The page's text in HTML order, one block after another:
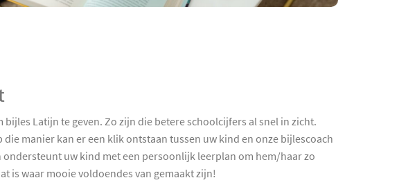
Latijn te geven. Zo zijn die betere schoolcijfers al snel in zicht.
manier kan er een klik ontstaan tussen uw kind en onze bijlescoach
uw kind met een persoonlijk leerplan om hem/haar zo
is waar mooie voldoendes van gemaakt zijn!